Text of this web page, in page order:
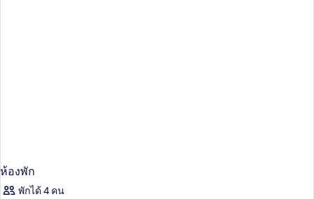
ห้องพัก
พักได้ 4 คน